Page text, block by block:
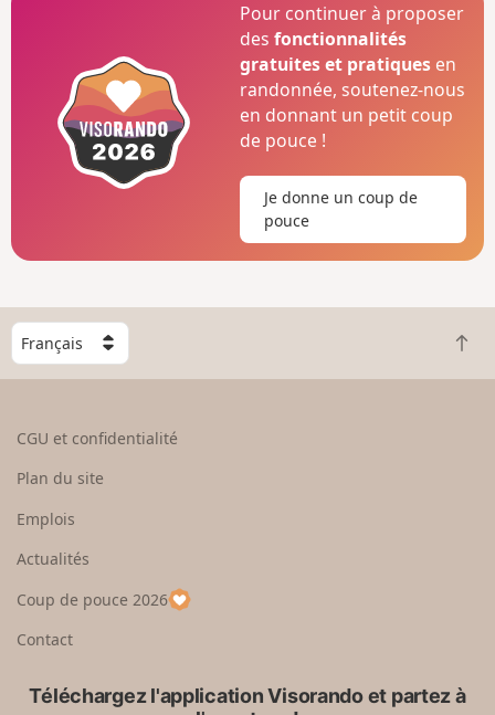
Pour continuer à proposer
desfonctionnalités
gratuites et pratiques en
randonnée, soutenez-nous
en donnant un petit coup
de pouce !
Je donne un coup de
pouce
C
h
o
e
u
p
a
R
e
CGU et confidentialité
Plan du site
Emplois
Actualités
Coup de pouce 2026
Contact
Téléchargez l'application Visorando et partez à